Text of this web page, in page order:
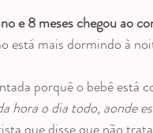
dentes Mancha
e 8 meses chegou ao
está mais dormindo à
porquê o bebê está
hora o dia todo, aonde